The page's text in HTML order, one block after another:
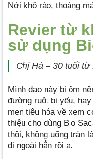
Nới khô ráo, thoáng
Revier từ
sử dụng
Chị Hà – 30 tuổi từ
Mình dạo này bị ốm
đường ruột bị yếu,
men tiêu hóa về xem
thiệu cho dùng Bio
thôi, không uống tràn
đi ngoài hẳn rồi ạ.